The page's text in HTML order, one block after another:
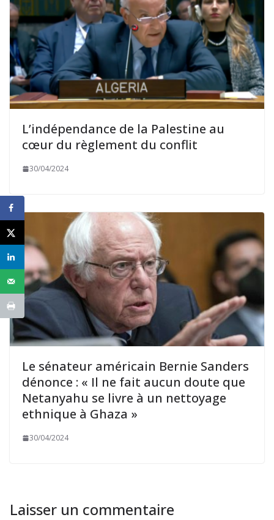
L’indépendance de la Palestine au
cœur du règlement du conflit
30/04/2024
Le sénateur américain Bernie Sanders
dénonce : « Il ne fait aucun doute que
Netanyahu se livre à un nettoyage
ethnique à Ghaza »
30/04/2024
Laisser un commentaire